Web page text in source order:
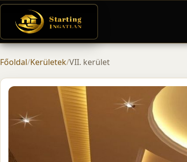
Főoldal/Kerületek/VII. kerület